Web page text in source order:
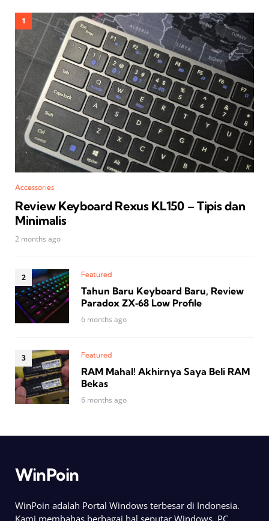
Accessories
Review Keyboard Rexus KL150 – Tipis dan
Minimalis
2 months ago
Featured
Tahun Baru Keyboard Baru, Review
Paradox ZX‑68 Low Profile
6 months ago
Featured
RAM Mahal! Akhirnya Saya Beli RAM
Bekas
6 months ago
WinPoin
WinPoin adalah Portal Windows terbesar di Indonesia.
Kami membahas berbagai hal seputar Windows, PC,